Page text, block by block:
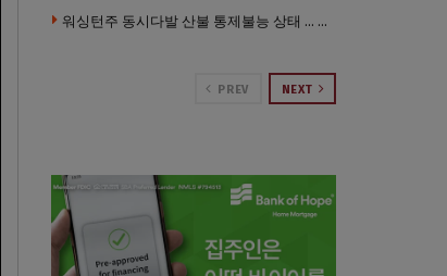
워싱턴주 동시다발 산불 통제불능 상태 … 이재민 수십만명
PREV NEXT